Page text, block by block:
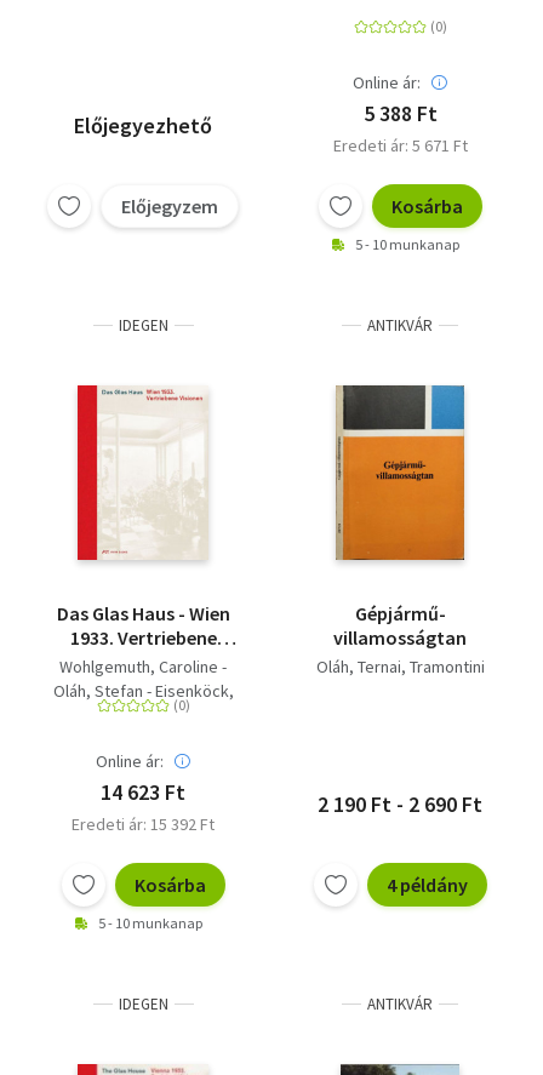
Előjegyezhető
Előjegyzem
Online ár:
5 388 Ft
Eredeti ár: 5 671 Ft
Kosárba
5 - 10 munkanap
IDEGEN
Das Glas Haus - Wien
1933. Vertriebene
Visionen
Wohlgemuth, Caroline -
Oláh, Stefan - Eisenköck,
Maximilian
Online ár:
14 623 Ft
Eredeti ár: 15 392 Ft
Kosárba
5 - 10 munkanap
ANTIKVÁR
Gépjármű-
villamosságtan
Oláh Ternai Tramontini
2 190 Ft - 2 690 Ft
4 példány
IDEGEN ANTIKVÁR